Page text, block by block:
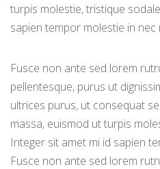
turpis molestie, tristique
sapien tempor molestie in nec
Fusce non ante sed lorem
pellentesque, purus ut
ultrices purus, ut consequat
massa, euismod ut turpis
Integer sit amet mi id sapien
Fusce non ante sed lorem